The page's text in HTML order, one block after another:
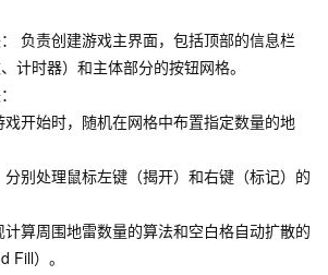
负责创建游戏主界面，包括顶部的信息栏
计时器）和主体部分的按钮网格。
开始时，随机在网格中布置指定数量的地
别处理鼠标左键（揭开）和右键（标记）的
算周围地雷数量的算法和空白格自动扩散的
Fill）。